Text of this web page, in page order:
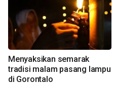
Menyaksikan semarak
tradisi malam pasang lampu
di Gorontalo